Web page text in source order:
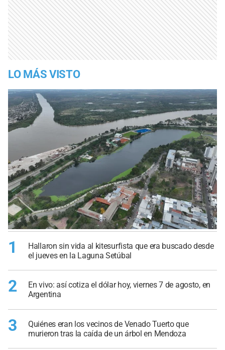
LO MÁS VISTO
1
Hallaron sin vida al kitesurfista que era buscado desde
el jueves en la Laguna Setúbal
2
En vivo: así cotiza el dólar hoy, viernes 7 de agosto, en
Argentina
3
Quiénes eran los vecinos de Venado Tuerto que
murieron tras la caída de un árbol en Mendoza